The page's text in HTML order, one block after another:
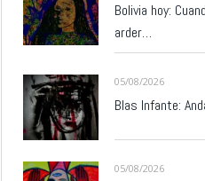
Bolivia hoy:
arder…
05/08/2026
Blas Infante:
05/08/2026